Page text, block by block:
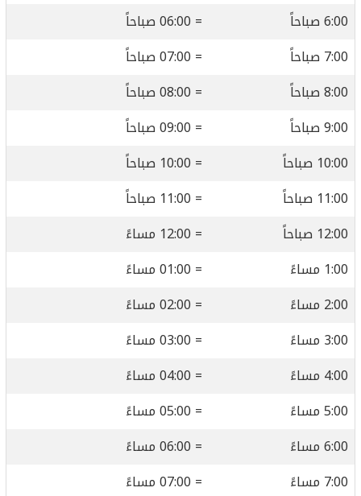
6:00 صباحاً
= 06:00 صباحاً
7:00 صباحاً
= 07:00 صباحاً
8:00 صباحاً
= 08:00 صباحاً
9:00 صباحاً
= 09:00 صباحاً
10:00 صباحاً
= 10:00 صباحاً
11:00 صباحاً
= 11:00 صباحاً
12:00 صباحاً
= 12:00 مساءً
1:00 مساءً
= 01:00 مساءً
2:00 مساءً
= 02:00 مساءً
3:00 مساءً
= 03:00 مساءً
4:00 مساءً
= 04:00 مساءً
5:00 مساءً
= 05:00 مساءً
6:00 مساءً
= 06:00 مساءً
7:00 مساءً
= 07:00 مساءً